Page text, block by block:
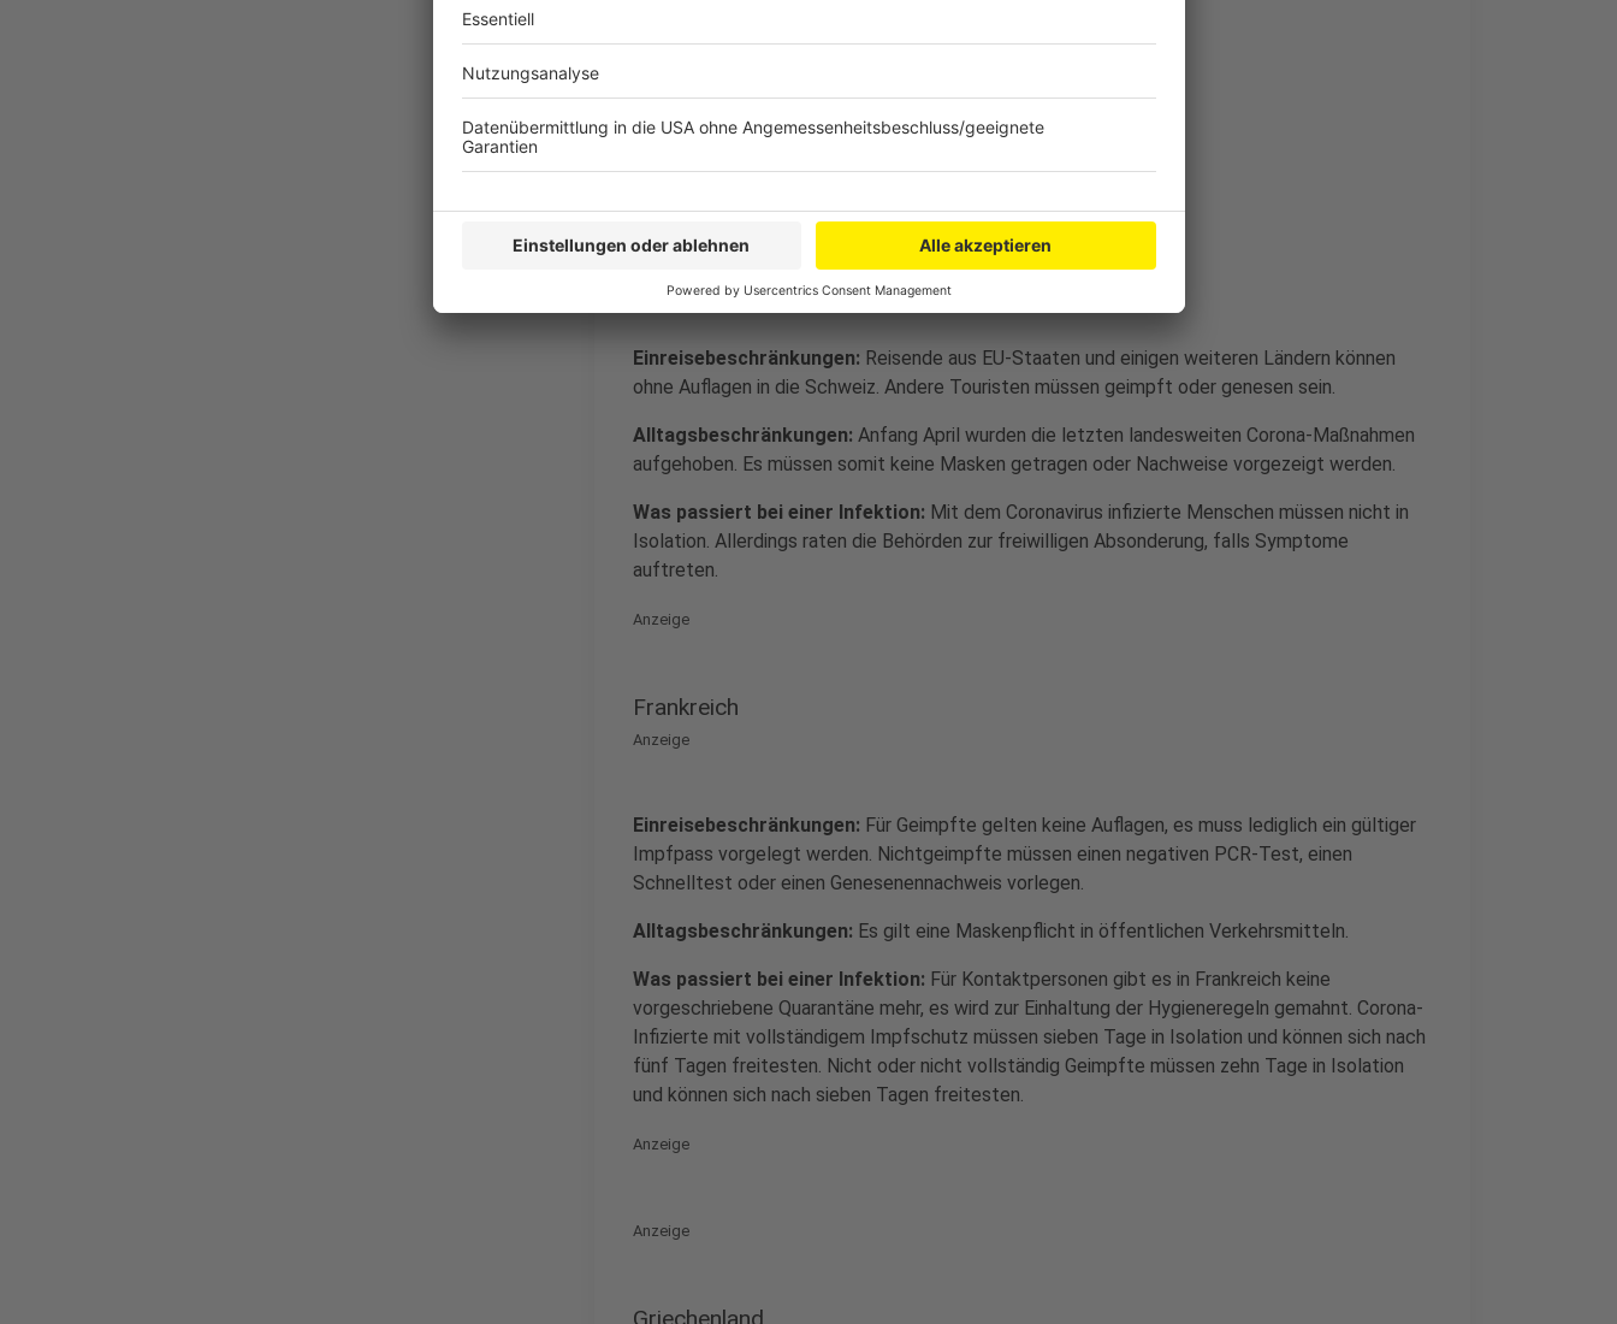
Schweiz
Einreisebeschränkungen: Reisende aus EU-Staaten und einigen weiteren Ländern können
ohne Auflagen in die Schweiz. Andere Touristen müssen geimpft oder genesen sein.
Alltagsbeschränkungen: Anfang April wurden die letzten landesweiten Corona-Maßnahmen
aufgehoben. Es müssen somit keine Masken getragen oder Nachweise vorgezeigt werden.
Was passiert bei einer Infektion: Mit dem Coronavirus infizierte Menschen müssen nicht in
Isolation. Allerdings raten die Behörden zur freiwilligen Absonderung, falls Symptome
auftreten.
Anzeige
Frankreich
Anzeige
Einreisebeschränkungen: Für Geimpfte gelten keine Auflagen, es muss lediglich ein gültiger
Impfpass vorgelegt werden. Nichtgeimpfte müssen einen negativen PCR-Test, einen
Schnelltest oder einen Genesenennachweis vorlegen.
Alltagsbeschränkungen: Es gilt eine Maskenpflicht in öffentlichen Verkehrsmitteln.
Was passiert bei einer Infektion: Für Kontaktpersonen gibt es in Frankreich keine
vorgeschriebene Quarantäne mehr, es wird zur Einhaltung der Hygieneregeln gemahnt. Corona-
Infizierte mit vollständigem Impfschutz müssen sieben Tage in Isolation und können sich nach
fünf Tagen freitesten. Nicht oder nicht vollständig Geimpfte müssen zehn Tage in Isolation
und können sich nach sieben Tagen freitesten.
Anzeige
Anzeige